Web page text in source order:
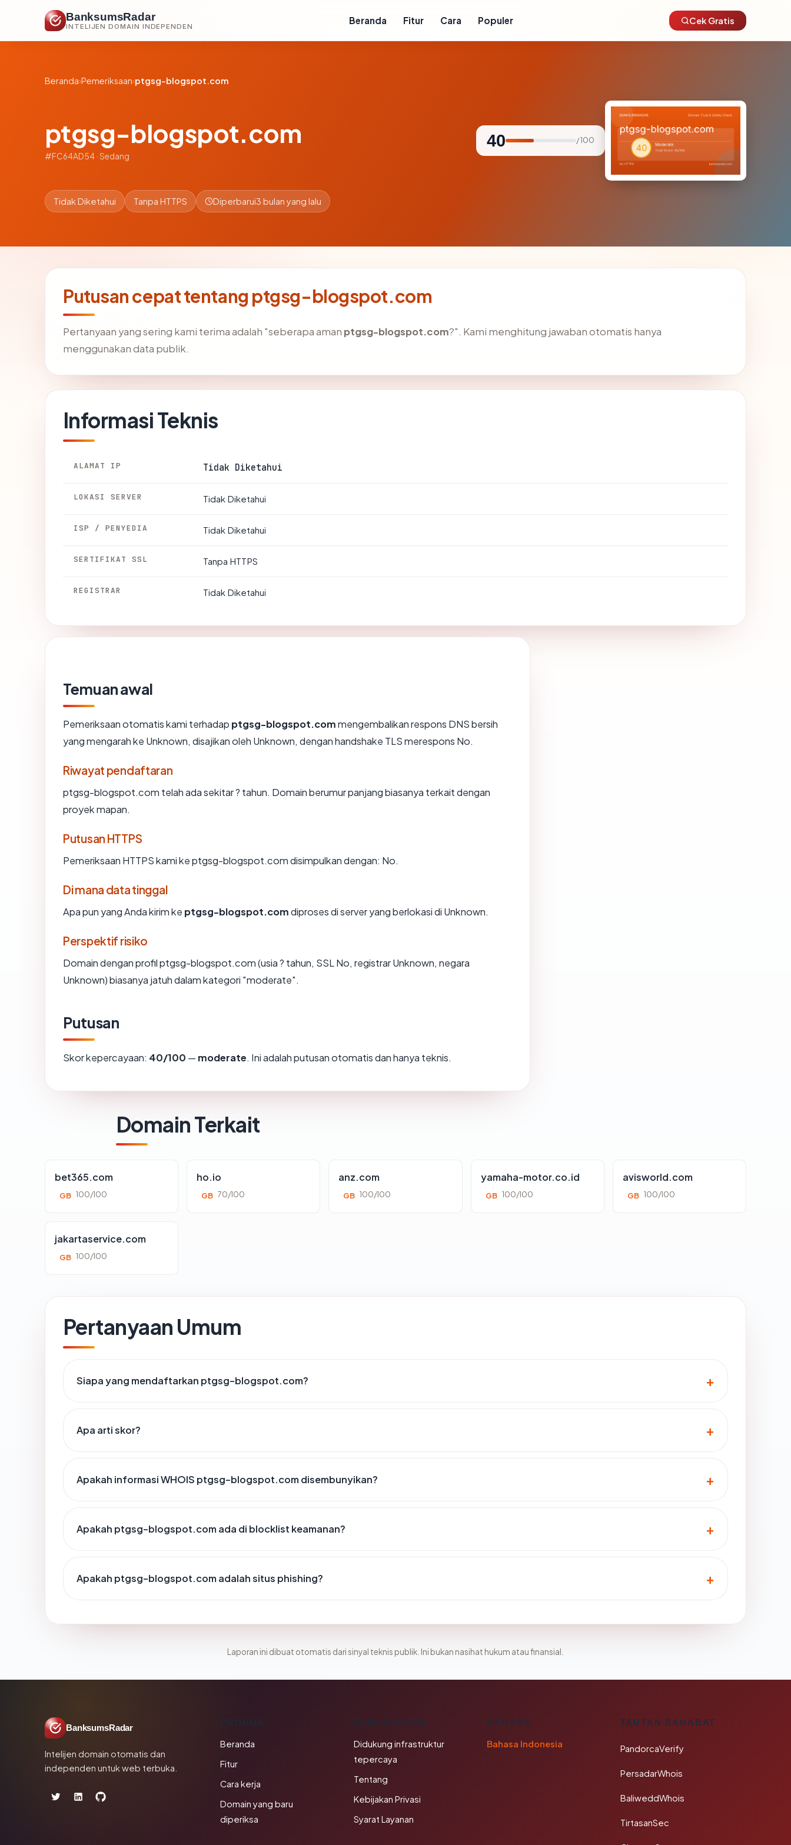
BanksumsRadar
INTELIJEN DOMAIN INDEPENDEN
Beranda Fitur Cara Populer Cek Gratis
Beranda›Pemeriksaan›ptgsg-blogspot.com
ptgsg-blogspot.com
#FC64AD54 · Sedang
40 / 100
Tidak Diketahui Tanpa HTTPS Diperbarui3 bulan yang lalu
Putusan cepat tentang ptgsg-blogspot.com
Pertanyaan yang sering kami terima adalah "seberapa aman ptgsg-blogspot.com?". Kami menghitung jawaban otomatis hanya
menggunakan data publik.
Informasi Teknis
ALAMAT IP Tidak Diketahui
LOKASI SERVER Tidak Diketahui
ISP / PENYEDIA Tidak Diketahui
SERTIFIKAT SSL Tanpa HTTPS
REGISTRAR Tidak Diketahui
Temuan awal
Pemeriksaan otomatis kami terhadap ptgsg-blogspot.commengembalikan respons DNS bersih
yang mengarah ke Unknown, disajikan oleh Unknown, dengan handshake TLS merespons No.
Riwayat pendaftaran
ptgsg-blogspot.com telah ada sekitar ? tahun. Domain berumur panjang biasanya terkait dengan
proyek mapan.
Putusan HTTPS
Pemeriksaan HTTPS kami ke ptgsg-blogspot.com disimpulkan dengan: No.
Di mana data tinggal
Apa pun yang Anda kirim ke ptgsg-blogspot.comdiproses di server yang berlokasi di Unknown.
Perspektif risiko
Domain dengan profil ptgsg-blogspot.com (usia ? tahun, SSL No, registrar Unknown, negara
Unknown) biasanya jatuh dalam kategori "moderate".
Putusan
Skor kepercayaan: 40/100 — moderate. Ini adalah putusan otomatis dan hanya teknis.
Domain Terkait
bet365.com
GB 100/100
ho.io
GB 70/100
anz.com
GB 100/100
yamaha-motor.co.id
GB 100/100
avisworld.com
GB 100/100
jakartaservice.com
GB 100/100
Pertanyaan Umum
Siapa yang mendaftarkan ptgsg-blogspot.com?
Apa arti skor?
Apakah informasi WHOIS ptgsg-blogspot.com disembunyikan?
Apakah ptgsg-blogspot.com ada di blocklist keamanan?
Apakah ptgsg-blogspot.com adalah situs phishing?
Laporan ini dibuat otomatis dari sinyal teknis publik. Ini bukan nasihat hukum atau finansial.
BanksumsRadar
Intelijen domain otomatis dan
independen untuk web terbuka.
Beranda
Fitur
Cara kerja
Domain yang baru
diperiksa
PERUSAHAAN
Didukung infrastruktur
tepercaya
Tentang
Kebijakan Privasi
Syarat Layanan
BAHASA
Bahasa Indonesia
TAUTAN SAHABAT
PandorcaVerify
PersadarWhois
BaliweddWhois
TirtasanSec